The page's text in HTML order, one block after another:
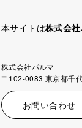
本サイトは株式会
株式会社パルマ
〒102-0083 東京都千
お問い合わせ